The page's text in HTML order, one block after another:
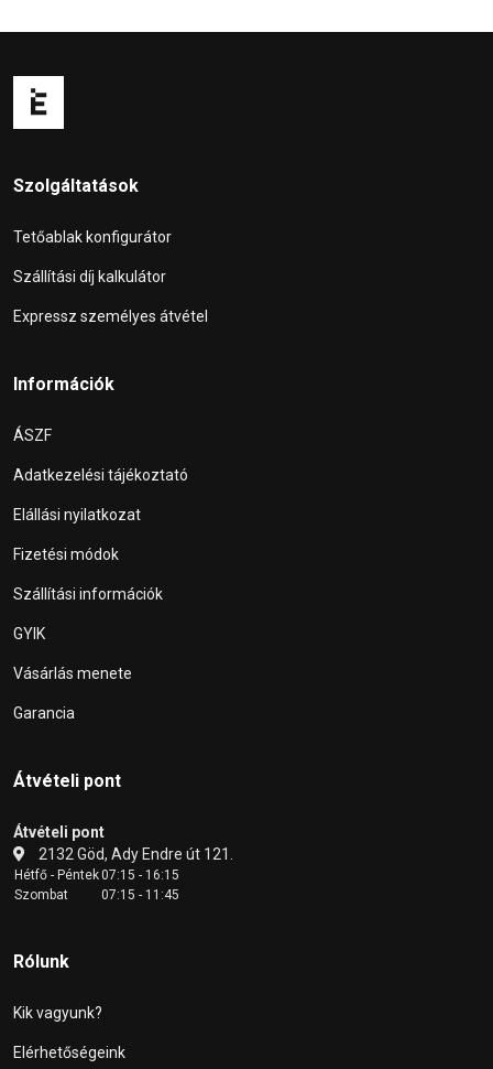
Szolgáltatások
Tetőablak konfigurátor
Szállítási díj kalkulátor
Expressz személyes átvétel
Információk
ÁSZF
Adatkezelési tájékoztató
Elállási nyilatkozat
Fizetési módok
Szállítási információk
GYIK
Vásárlás menete
Garancia
Átvételi pont
Átvételi pont
2132 Göd, Ady Endre út 121.
Hétfő - Péntek07:15 - 16:15
Szombat
07:15 - 11:45
Rólunk
Kik vagyunk?
Elérhetőségeink